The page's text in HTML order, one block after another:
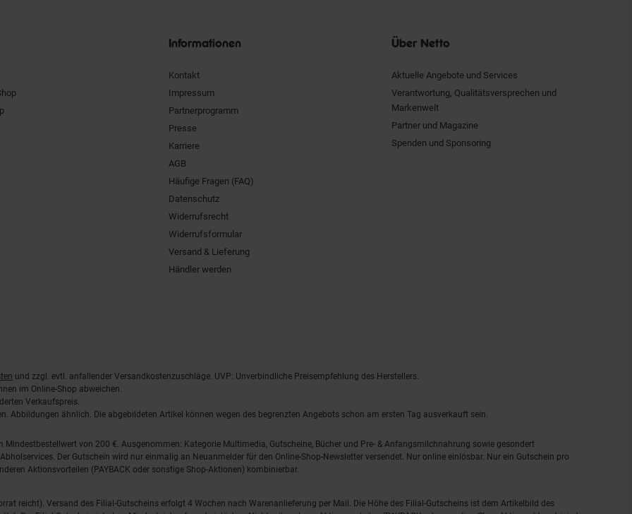
Informationen
Kontakt
Impressum
Partnerprogramm
Presse
Karriere
AGB
Häufige Fragen (FAQ)
Datenschutz
Widerrufsrecht
Widerrufsformular
Versand & Lieferung
Händler werden
Über Netto
Aktuelle Angebote und Services
Verantwortung, Qualitätsversprechen und
Markenwelt
Partner und Magazine
Spenden und Sponsoring
und zzgl. evtl. anfallender Versandkostenzuschläge. UVP: Unverbindliche Preisempfehlung des Herstellers.
im Online-Shop abweichen.
Verkaufspreis.
Abbildungen ähnlich. Die abgebildeten Artikel können wegen des begrenzten Angebots schon am ersten Tag ausverkauft sein.
von 200 €. Ausgenommen: Kategorie Multimedia, Gutscheine, Bücher und Pre- & Anfangsmilchnahrung sowie gesondert
Der Gutschein wird nur einmalig an Neuanmelder für den Online-Shop-Newsletter versendet. Nur online einlösbar. Nur ein Gutschein pro
Aktionsvorteilen (PAYBACK oder sonstige Shop-Aktionen) kombinierbar.
reicht). Versand des Filial-Gutscheins erfolgt 4 Wochen nach Warenanlieferung per Mail. Die Höhe des Filial-Gutscheins ist dem Artikelbild des